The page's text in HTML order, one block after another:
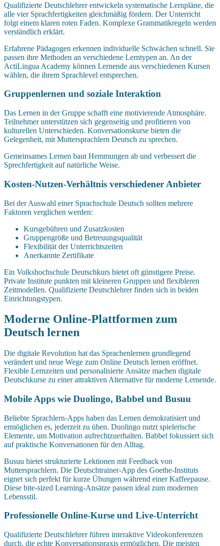
Qualifizierte Deutschlehrer entwickeln systematische Lernpläne, die
alle vier Sprachfertigkeiten gleichmäßig fördern. Der Unterricht
folgt einem klaren roten Faden. Komplexe Grammatikregeln werden
verständlich erklärt.
Erfahrene Pädagogen erkennen individuelle Schwächen schnell. Sie
passen ihre Methoden an verschiedene Lerntypen an. An der
ActiLingua Academy können Lernende aus verschiedenen Kursen
wählen, die ihrem Sprachlevel entsprechen.
Gruppenlernen und soziale Interaktion
Das Lernen in der Gruppe schafft eine motivierende Atmosphäre.
Teilnehmer unterstützen sich gegenseitig und profitieren von
kulturellen Unterschieden. Konversationskurse bieten die
Gelegenheit, mit Muttersprachlern Deutsch zu sprechen.
Gemeinsames Lernen baut Hemmungen ab und verbessert die
Sprechfertigkeit auf natürliche Weise.
Kosten-Nutzen-Verhältnis verschiedener Anbieter
Bei der Auswahl einer Sprachschule Deutsch sollten mehrere
Faktoren verglichen werden:
Kursgebühren und Zusatzkosten
Gruppengröße und Betreuungsqualität
Flexibilität der Unterrichtszeiten
Anerkannte Zertifikate
Ein Volkshochschule Deutschkurs bietet oft günstigere Preise.
Private Institute punkten mit kleineren Gruppen und flexibleren
Zeitmodellen. Qualifizierte Deutschlehrer finden sich in beiden
Einrichtungstypen.
Moderne Online-Plattformen zum
Deutsch lernen
Die digitale Revolution hat das Sprachenlernen grundlegend
verändert und neue Wege zum Online Deutsch lernen eröffnet.
Flexible Lernzeiten und personalisierte Ansätze machen digitale
Deutschkurse zu einer attraktiven Alternative für moderne Lernende.
Mobile Apps wie Duolingo, Babbel und Busuu
Beliebte Sprachlern-Apps haben das Lernen demokratisiert und
ermöglichen es, jederzeit zu üben. Duolingo nutzt spielerische
Elemente, um Motivation aufrechtzuerhalten. Babbel fokussiert sich
auf praktische Konversationen für den Alltag.
Busuu bietet strukturierte Lektionen mit Feedback von
Muttersprachlern. Die Deutschtrainer-App des Goethe-Instituts
eignet sich perfekt für kurze Übungen während einer Kaffeepause.
Diese bite-sized Learning-Ansätze passen ideal zum modernen
Lebensstil.
Professionelle Online-Kurse und Live-Unterricht
Qualifizierte Deutschlehrer führen interaktive Videokonferenzen
durch, die echte Konversationspraxis ermöglichen. Die meisten